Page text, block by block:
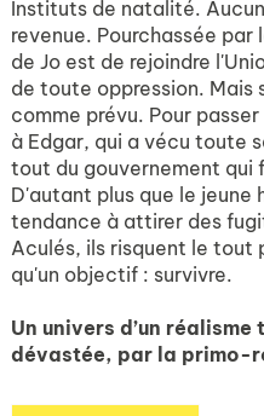
Instituts de natalité.
revenue. Pourchassée
de Jo est de rejoindre
de toute oppression. Mais
comme prévu. Pour
à Edgar, qui a vécu toute
tout du gouvernement qui
D'autant plus que le jeune
tendance à attirer des
Aculés, ils risquent le tout
qu'un objectif : survivre.
Un univers d’un
dévastée, par la primo-